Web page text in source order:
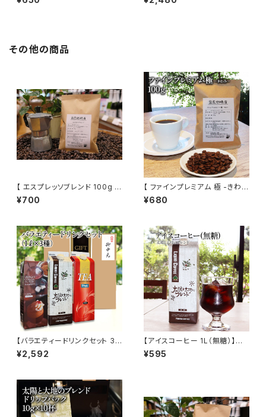
ースト グァテマラ、コロンビア等
飲み比べ コーヒー トミヤコーヒ
その他の商品
【 エスプレッソブレンド 100g 】
自家焙煎 グァテマラ ブラジル ト
ミヤコーヒー 通販
¥700
【 ファインプレミアム 極 -きわ
み- 100g 】 中煎り ブレンド ブ
ラジル エチオピア他 ドリップ ト
¥680
【バラエティードリンクセット 3
種3本 アイスコーヒー ストレー
トティー ストレートココア（無
ドリップ トミヤコーヒー 通販 ギ
フト 贈り物 贈答 中元 【オンライ
ンショップ限定価格】
¥2,592
【アイスコーヒー 1L（無糖）】太
陽と大地のブレンド リキッド ア
イス 自家焙煎 ドリップ トミヤコ
¥595